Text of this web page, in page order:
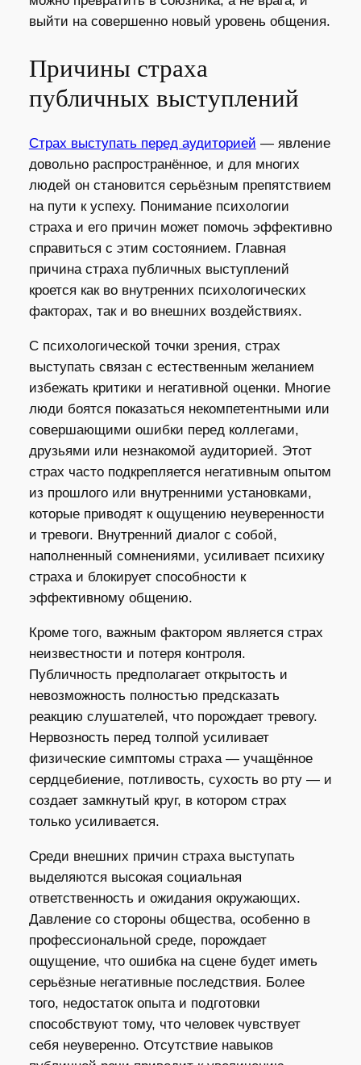
выйти на совершенно новый уровень общения.
Причины страха
публичных выступлений
Страх выступать перед аудиторией — явление
довольно распространённое, и для многих
людей он становится серьёзным препятствием
на пути к успеху. Понимание психологии
страха и его причин может помочь эффективно
справиться с этим состоянием. Главная
причина страха публичных выступлений
кроется как во внутренних психологических
факторах, так и во внешних воздействиях.
С психологической точки зрения, страх
выступать связан с естественным желанием
избежать критики и негативной оценки. Многие
люди боятся показаться некомпетентными или
совершающими ошибки перед коллегами,
друзьями или незнакомой аудиторией. Этот
страх часто подкрепляется негативным опытом
из прошлого или внутренними установками,
которые приводят к ощущению неуверенности
и тревоги. Внутренний диалог с собой,
наполненный сомнениями, усиливает психику
страха и блокирует способности к
эффективному общению.
Кроме того, важным фактором является страх
неизвестности и потеря контроля.
Публичность предполагает открытость и
невозможность полностью предсказать
реакцию слушателей, что порождает тревогу.
Нервозность перед толпой усиливает
физические симптомы страха — учащённое
сердцебиение, потливость, сухость во рту — и
создает замкнутый круг, в котором страх
только усиливается.
Среди внешних причин страха выступать
выделяются высокая социальная
ответственность и ожидания окружающих.
Давление со стороны общества, особенно в
профессиональной среде, порождает
ощущение, что ошибка на сцене будет иметь
серьёзные негативные последствия. Более
того, недостаток опыта и подготовки
способствуют тому, что человек чувствует
себя неуверенно. Отсутствие навыков